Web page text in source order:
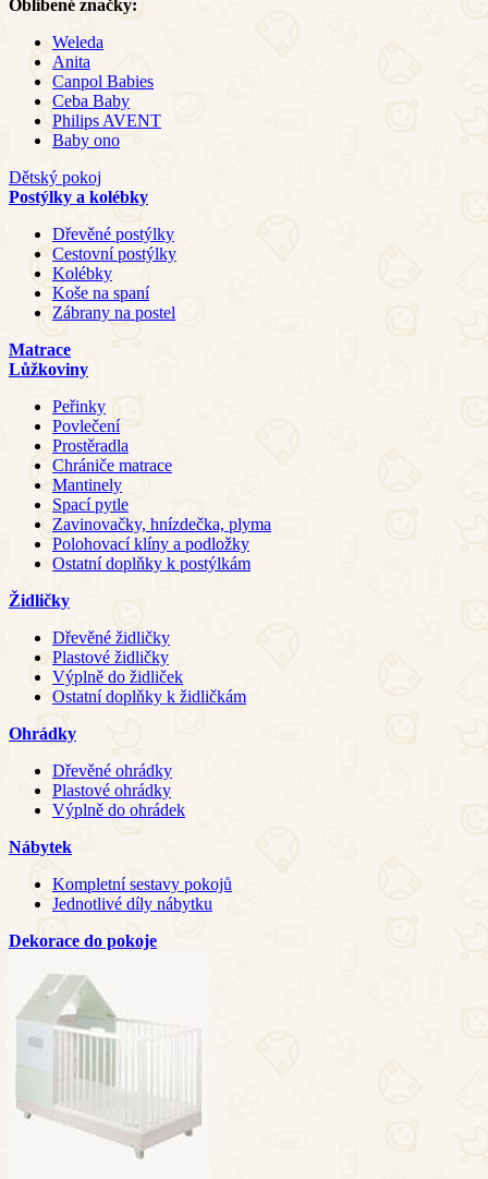
Oblíbené značky:
Weleda
Anita
Canpol Babies
Ceba Baby
Philips AVENT
Baby ono
Dětský pokoj
Postýlky a kolébky
Dřevěné postýlky
Cestovní postýlky
Kolébky
Koše na spaní
Zábrany na postel
Matrace
Lůžkoviny
Peřinky
Povlečení
Prostěradla
Chrániče matrace
Mantinely
Spací pytle
Zavinovačky, hnízdečka, plyma
Polohovací klíny a podložky
Ostatní doplňky k postýlkám
Židličky
Dřevěné židličky
Plastové židličky
Výplně do židliček
Ostatní doplňky k židličkám
Ohrádky
Dřevěné ohrádky
Plastové ohrádky
Výplně do ohrádek
Nábytek
Kompletní sestavy pokojů
Jednotlivé díly nábytku
Dekorace do pokoje